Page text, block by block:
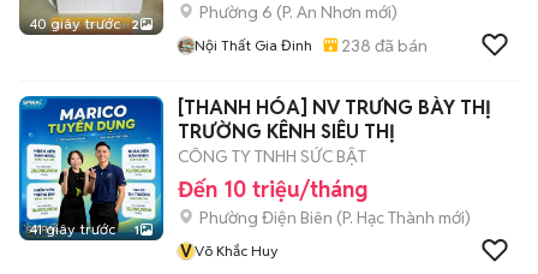
40 giây trước 2
Phường 6 (P. An Nhơn mới)
Nội Thất Gia Đinh 238 đã bán
41 giây trước 1
[THANH HÓA] NV TRƯNG BÀY THỊ
TRƯỜNG KÊNH SIÊU THỊ
CÔNG TY TNHH SỨC BẬT
Đến 10 triệu/tháng
Phường Điện Biên (P. Hạc Thành mới)
VVõ Khắc Huy